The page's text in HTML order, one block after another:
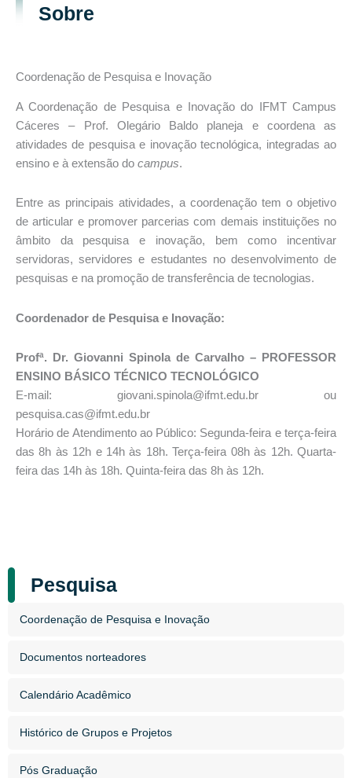
Sobre
Coordenação de Pesquisa e Inovação
A Coordenação de Pesquisa e Inovação do IFMT Campus
Cáceres – Prof. Olegário Baldo planeja e coordena as
atividades de pesquisa e inovação tecnológica, integradas ao
ensino e à extensão do campus.
Entre as principais atividades, a coordenação tem o objetivo
de articular e promover parcerias com demais instituições no
âmbito da pesquisa e inovação, bem como incentivar
servidoras, servidores e estudantes no desenvolvimento de
pesquisas e na promoção de transferência de tecnologias.
Coordenador de Pesquisa e Inovação:
Profª. Dr. Giovanni Spinola de Carvalho – PROFESSOR
ENSINO BÁSICO TÉCNICO TECNOLÓGICO
E-mail: giovani.spinola@ifmt.edu.br ou
pesquisa.cas@ifmt.edu.br
Horário de Atendimento ao Público: Segunda-feira e terça-feira
das 8h às 12h e 14h às 18h. Terça-feira 08h às 12h. Quarta-
feira das 14h às 18h. Quinta-feira das 8h às 12h.
Pesquisa
Coordenação de Pesquisa e Inovação
Documentos norteadores
Calendário Acadêmico
Histórico de Grupos e Projetos
Pós Graduação